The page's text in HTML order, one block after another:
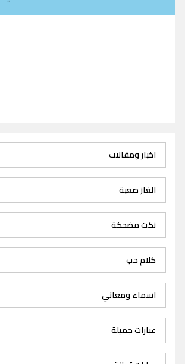
اخبار ومقالات
الغاز صعبة
نكت مضحكة
كلام حب
اسماء ومعاني
عبارات جميلة